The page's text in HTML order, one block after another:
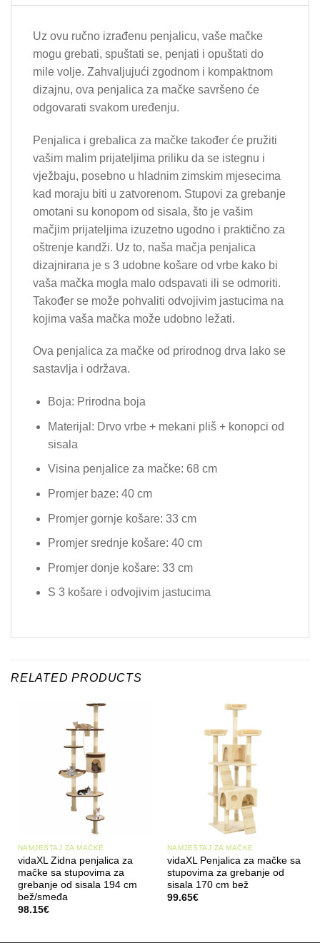
Uz ovu ručno izrađenu penjalicu, vaše mačke
mogu grebati, spuštati se, penjati i opuštati do
mile volje. Zahvaljujući zgodnom i kompaktnom
dizajnu, ova penjalica za mačke savršeno će
odgovarati svakom uređenju.
Penjalica i grebalica za mačke također će pružiti
vašim malim prijateljima priliku da se istegnu i
vježbaju, posebno u hladnim zimskim mjesecima
kad moraju biti u zatvorenom. Stupovi za grebanje
omotani su konopom od sisala, što je vašim
mačjim prijateljima izuzetno ugodno i praktično za
oštrenje kandži. Uz to, naša mačja penjalica
dizajnirana je s 3 udobne košare od vrbe kako bi
vaša mačka mogla malo odspavati ili se odmoriti.
Također se može pohvaliti odvojivim jastucima na
kojima vaša mačka može udobno ležati.
Ova penjalica za mačke od prirodnog drva lako se
sastavlja i održava.
Boja: Prirodna boja
Materijal: Drvo vrbe + mekani pliš + konopci od
sisala
Visina penjalice za mačke: 68 cm
Promjer baze: 40 cm
Promjer gornje košare: 33 cm
Promjer srednje košare: 40 cm
Promjer donje košare: 33 cm
S 3 košare i odvojivim jastucima
RELATED PRODUCTS
NAMJEŠTAJ ZA MAČKE
vidaXL Zidna penjalica za
mačke sa stupovima za
grebanje od sisala 194 cm
bež/smeđa
98.15€
NAMJEŠTAJ ZA MAČKE
vidaXL Penjalica za mačke sa
stupovima za grebanje od
sisala 170 cm bež
99.65€